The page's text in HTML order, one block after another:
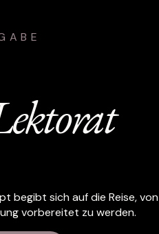
begibt sich auf die Reise, von
vorbereitet zu werden.